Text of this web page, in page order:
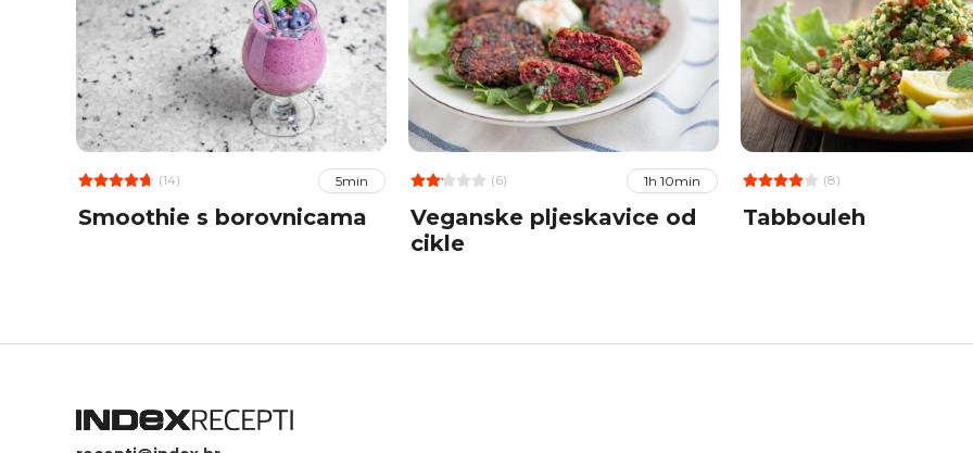
(14) 5min
Smoothie s borovnicama
(6) 1h 10min
Veganske pljeskavice od
cikle
(8)
Tabbouleh